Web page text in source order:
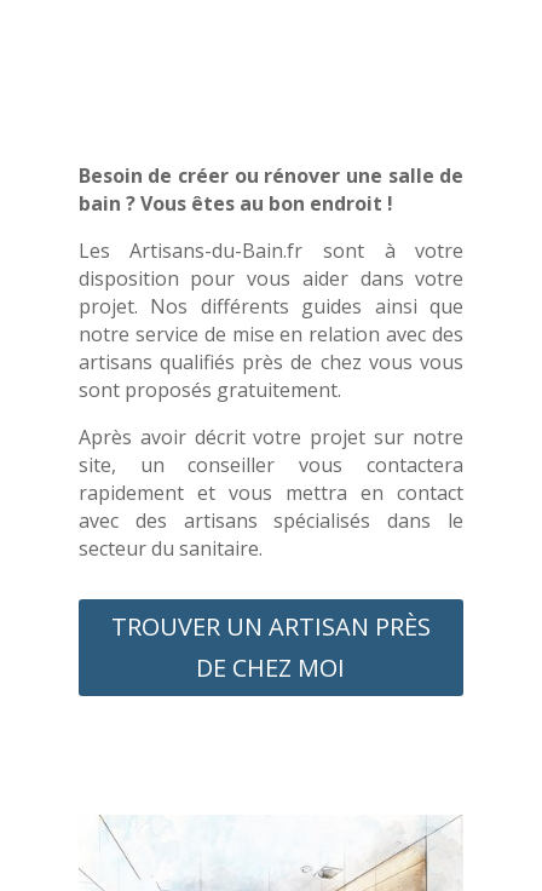
Besoin de créer ou rénover une salle de
bain ? Vous êtes au bon endroit !
Les Artisans-du-Bain.fr sont à votre
disposition pour vous aider dans votre
projet. Nos différents guides ainsi que
notre service de mise en relation avec des
artisans qualifiés près de chez vous vous
sont proposés gratuitement.
Après avoir décrit votre projet sur notre
site, un conseiller vous contactera
rapidement et vous mettra en contact
avec des artisans spécialisés dans le
secteur du sanitaire.
TROUVER UN ARTISAN PRÈS
DE CHEZ MOI